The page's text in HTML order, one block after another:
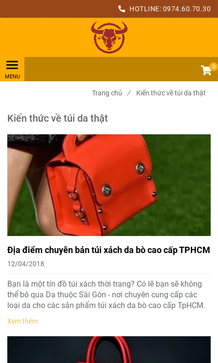
HOTLINE: 0974.60.70.30
0
Trang chủ / Kiến thức về túi da thật
Kiến thức về túi da thật
Địa điểm chuyên bán túi xách da bò cao cấp TPHCM
12/04/2018
Bạn là một tín đồ túi xách thời trang? Có lẽ bạn sẽ không
thể bỏ qua Da thuộc Sài Gòn - nơi chuyên cung cấp các
loại da cho các sản phẩm túi xách da bò cao cấp TpHCM.
Xem thêm